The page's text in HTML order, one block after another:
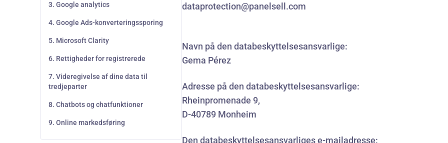
dataprotection@panelsell.com
Navn på den databeskyttelsesansvarlige:
Gema Pérez
Adresse på den databeskyttelsesansvarlige:
Rheinpromenade 9,
D-40789 Monheim
Den databeskyttelsesansvarliges e-mailadresse:
3. Google analytics
4. Google Ads-konverteringssporing
5. Microsoft Clarity
6. Rettigheder for registrerede
7. Videregivelse af dine data til
tredjeparter
8. Chatbots og chatfunktioner
9. Online markedsføring